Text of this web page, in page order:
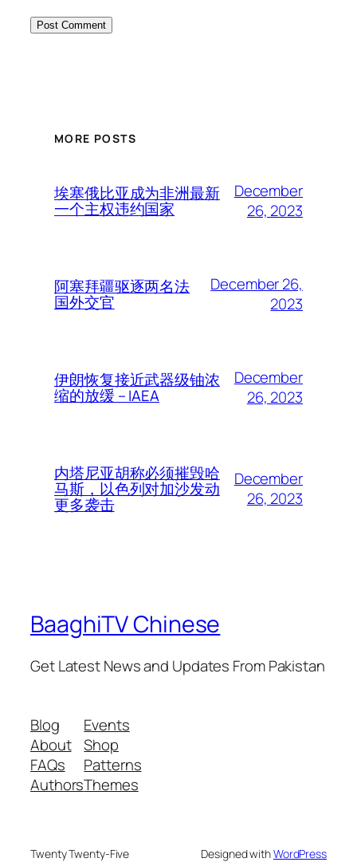
MORE POSTS
埃塞俄比亚成为非洲最新
一个主权违约国家
December
26, 2023
阿塞拜疆驱逐两名法
国外交官
December 26,
2023
伊朗恢复接近武器级铀浓
缩的放缓 – IAEA
December
26, 2023
内塔尼亚胡称必须摧毁哈
马斯，以色列对加沙发动
更多袭击
December
26, 2023
BaaghiTV Chinese
Get Latest News and Updates From Pakistan
Blog
About
FAQs
Authors
Events
Shop
Patterns
Themes
Twenty Twenty-Five Designed withWordPress